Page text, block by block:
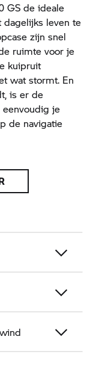
GS de ideale
dagelijks leven te
zijn snel
ruimte voor je
kuipruit
wat stormt. En
is er de
eenvoudig je
de navigatie